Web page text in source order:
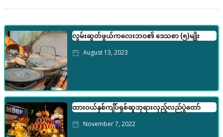
လွမ်းဆွတ်ဖွယ်ကလေးဘဝ၏ ဒေသစာ (၅)မျိုး
August 13, 2023
ထားဝယ်နှစ်ကျိပ်ရှစ်ဆူဘုရားလှည့်လည်ပွဲတော်
November 7, 2022